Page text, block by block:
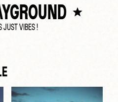
JUST VIBES !